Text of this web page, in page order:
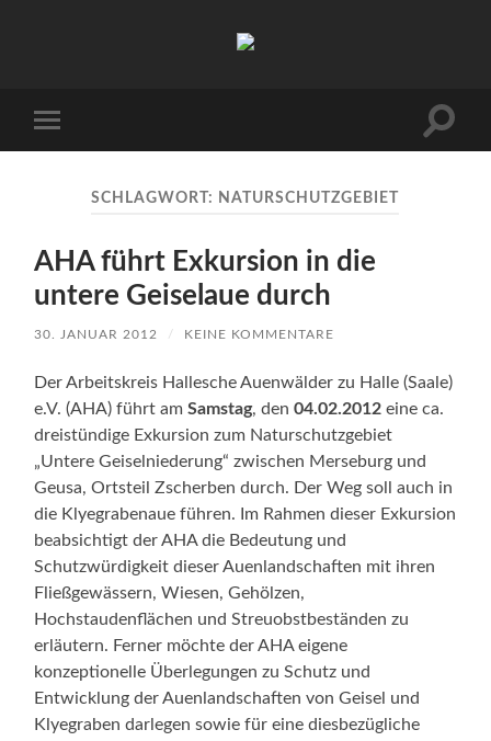
Saale
(AHA)
Menü
SCHLAGWORT: NATURSCHUTZGEBIET
AHA führt Exkursion in die
untere Geiselaue durch
30. JANUAR 2012 / KEINE KOMMENTARE
Der Arbeitskreis Hallesche Auenwälder zu Halle (Saale)
e.V. (AHA) führt amSamstag, den04.02.2012eine ca.
dreistündige Exkursion zum Naturschutzgebiet
„Untere Geiselniederung“ zwischen Merseburg und
Geusa, Ortsteil Zscherben durch. Der Weg soll auch in
die Klyegrabenaue führen. Im Rahmen dieser Exkursion
beabsichtigt der AHA die Bedeutung und
Schutzwürdigkeit dieser Auenlandschaften mit ihren
Fließgewässern, Wiesen, Gehölzen,
Hochstaudenflächen und Streuobstbeständen zu
erläutern. Ferner möchte der AHA eigene
konzeptionelle Überlegungen zu Schutz und
Entwicklung der Auenlandschaften von Geisel und
Klyegraben darlegen sowie für eine diesbezügliche